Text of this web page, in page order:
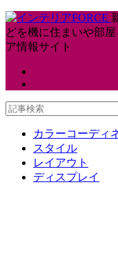
どを機に住まいや部
ア情報サイト
カラーコーディ
スタイル
レイアウト
ディスプレイ